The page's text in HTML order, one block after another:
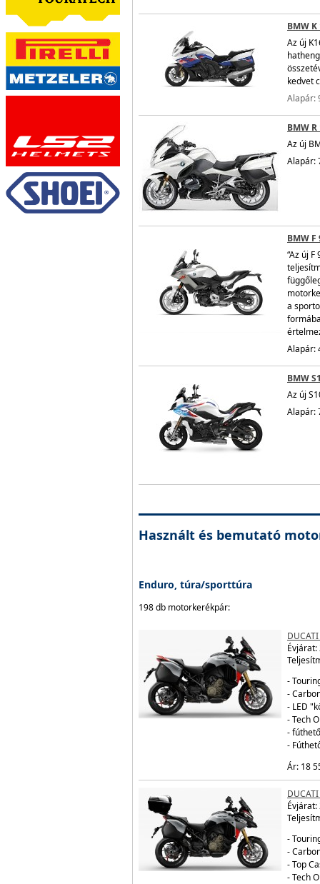
BMW K
Az új
kedvet
Alapár:
BMW R
Az új
Alapár:
BMW F
“Az új
a
Alapár:
BMW
Az új
Alapár:
Használt és bemutató
Enduro, túra/sporttúra
198 db motorkerékpár:
Évjárat:
-
-
- LED
- Tech
-
-
Ár: 18
Évjárat:
-
-
- Top
- Tech